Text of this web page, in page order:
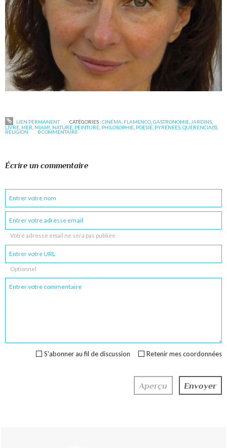
LIEN PERMANENT CATÉGORIES :CINÉMA FLAMENCO, GASTRONOMIE, JARDINS,
LIVRE MER MIAM! NATURE PEINTURE PHILOSOPHIE POÉSIE PYRÉNÉES ,QUERENCIA(S)
RELIGION 0COMMENTAIRE
Écrire un commentaire
Votre adresse email ne sera pas publiée
Optionnel
Retenir mes coordonnées
S'abonner au fil de discussion